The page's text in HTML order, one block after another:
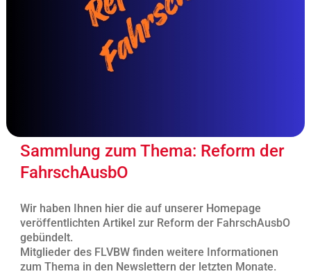
Sammlung zum Thema: Reform der
FahrschAusbO
Wir haben Ihnen hier die auf unserer Homepage
veröffentlichten Artikel zur Reform der FahrschAusbO
gebündelt.
Mitglieder des FLVBW finden weitere Informationen
zum Thema in den Newslettern der letzten Monate.